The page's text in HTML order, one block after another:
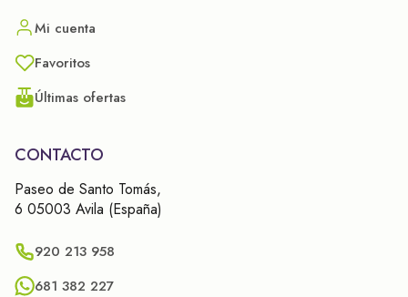
Mi cuenta
Favoritos
Últimas ofertas
CONTACTO
Paseo de Santo Tomás,
6 05003 Avila (España)
920 213 958
681 382 227